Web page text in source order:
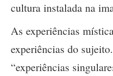
cultura instalada na
As experiências
experiências do
“experiências